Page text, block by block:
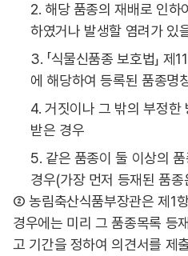
2. 해당 품종의 재배로 인
하였거나 발생할 염려가 있
3. 「식물신품종 보호법」
에 해당하여 등록된 품종명
4. 거짓이나 그 밖의 부정한
받은 경우
5. 같은 품종이 둘 이상의
경우(가장 먼저 등재된 품종
② 농림축산식품부장관은 제1
경우에는 미리 그 품종목록 등
고 기간을 정하여 의견서를 제